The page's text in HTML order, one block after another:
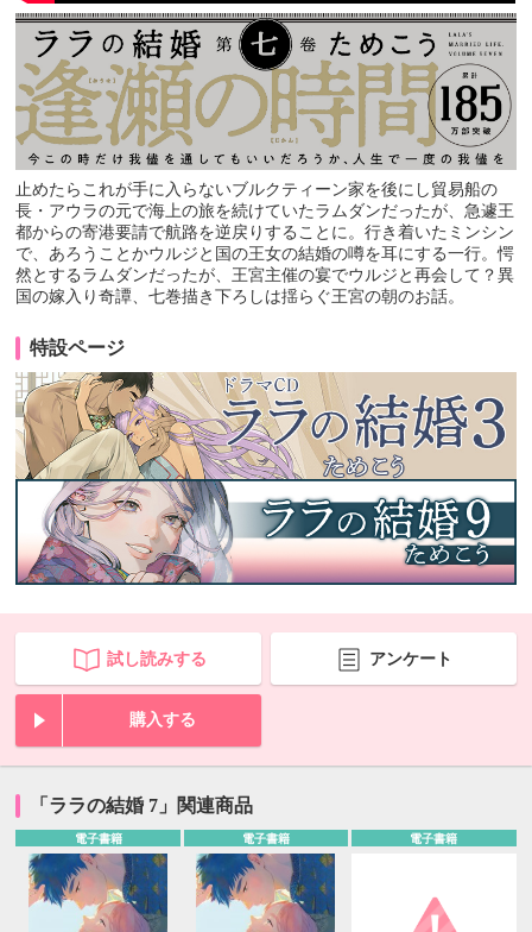
止めたらこれが手に入らないブルクティーン家を後にし貿易船の
長・アウラの元で海上の旅を続けていたラムダンだったが、急遽王
都からの寄港要請で航路を逆戻りすることに。行き着いたミンシン
で、あろうことかウルジと国の王女の結婚の噂を耳にする一行。愕
然とするラムダンだったが、王宮主催の宴でウルジと再会して？異
国の嫁入り奇譚、七巻描き下ろしは揺らぐ王宮の朝のお話。
特設ページ
試し読みする アンケート
購入する
「ララの結婚 7」関連商品
電子書籍 電子書籍 電子書籍